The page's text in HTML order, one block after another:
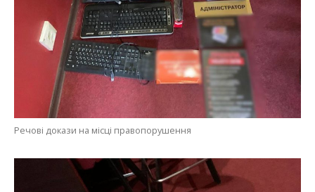
Речові докази на місці правопорушення